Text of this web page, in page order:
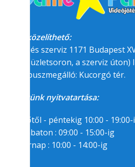
Segítségre van
szükséged?
Megközelíthető:
üzlet és szerviz 1171 Budapest
felőli üzletsoron, a szerviz
BKK buszmegálló: Kucorgó tér.
Üzletünk nyitvatartása:
Hétfőtől - péntekig 10:00 -
Szombaton : 09:00 - 15:00-ig
Vasárnap : 10:00 - 14:00-ig